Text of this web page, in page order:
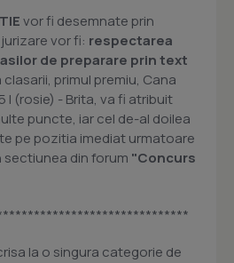
vor fi desemnate prin
vor fi: respectarea
de preparare prin text
clasarii, primul premiu, Cana
l (rosie) - Brita, va fi atribuit
puncte, iar cel de-al doilea
pe pozitia imediat urmatoare
sectiunea din forum "Concurs
la o singura categorie de